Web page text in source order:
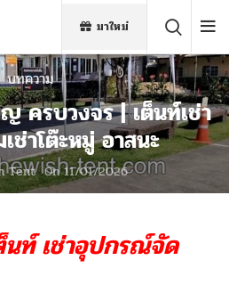
มาใหม่
บทความ
ครบวงจร | เต็นท์เช่า
ช่าโต๊ะหมู่ อาสนะ
Tent On 11/01/2026
ท์ เช่าอุปกรณ์จัด